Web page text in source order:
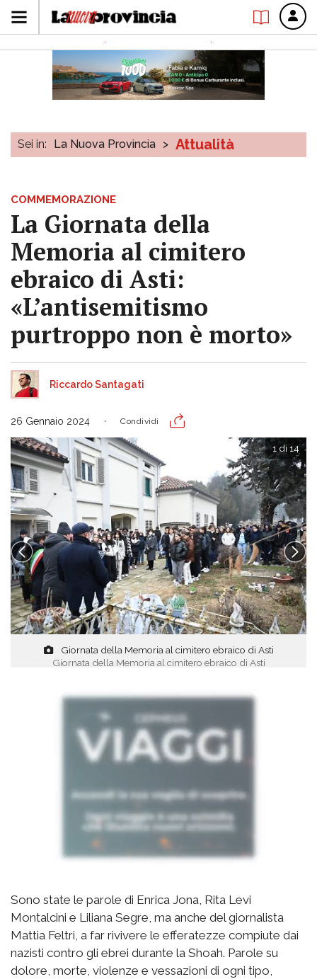
Sei in: La Nuova Provincia > Attualità
COMMEMORAZIONE
La Giornata della
Memoria al cimitero
ebraico di Asti:
«L’antisemitismo
purtroppo non è morto»
Riccardo Santagati
26 Gennaio 2024 Condividi
Giornata della Memoria al cimitero ebraico di Asti
Giornata della Memoria al cimitero ebraico di Asti
1 di 14
Sono state le parole di Enrica Jona, Rita Levi
Montalcini e Liliana Segre, ma anche del giornalista
Mattia Feltri, a far rivivere le efferatezze compiute dai
nazisti contro gli ebrei durante la Shoah. Parole su
dolore, morte, violenze e vessazioni di ogni tipo,